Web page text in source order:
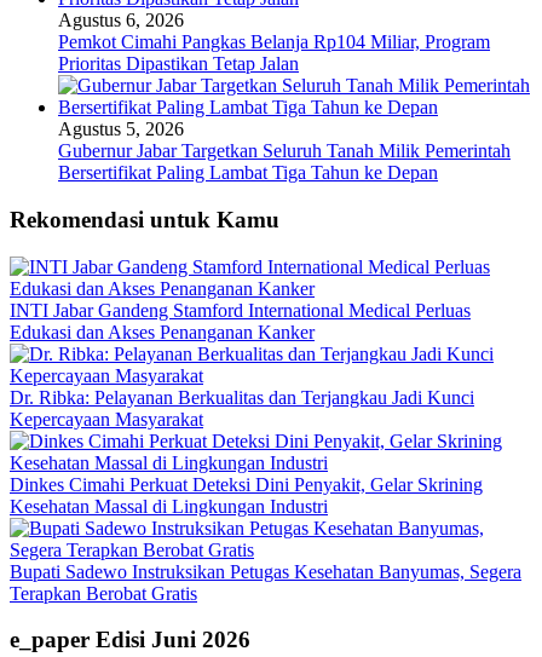
Agustus 6, 2026
Pemkot Cimahi Pangkas Belanja Rp104 Miliar, Program
Prioritas Dipastikan Tetap Jalan
Agustus 5, 2026
Gubernur Jabar Targetkan Seluruh Tanah Milik Pemerintah
Bersertifikat Paling Lambat Tiga Tahun ke Depan
Rekomendasi untuk Kamu
INTI Jabar Gandeng Stamford International Medical Perluas
Edukasi dan Akses Penanganan Kanker
Dr. Ribka: Pelayanan Berkualitas dan Terjangkau Jadi Kunci
Kepercayaan Masyarakat
Dinkes Cimahi Perkuat Deteksi Dini Penyakit, Gelar Skrining
Kesehatan Massal di Lingkungan Industri
Bupati Sadewo Instruksikan Petugas Kesehatan Banyumas, Segera
Terapkan Berobat Gratis
e_paper Edisi Juni 2026